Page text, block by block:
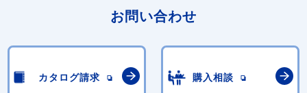
お問い合わせ
カタログ請求 購入相談